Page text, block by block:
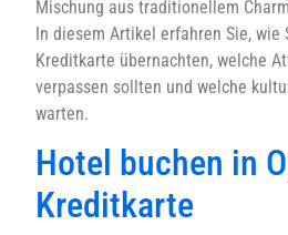
Mischung aus traditionellem
In diesem Artikel erfahren Sie, wie
Kreditkarte übernachten, welche
verpassen sollten und welche
warten.
Hotel buchen in
Kreditkarte